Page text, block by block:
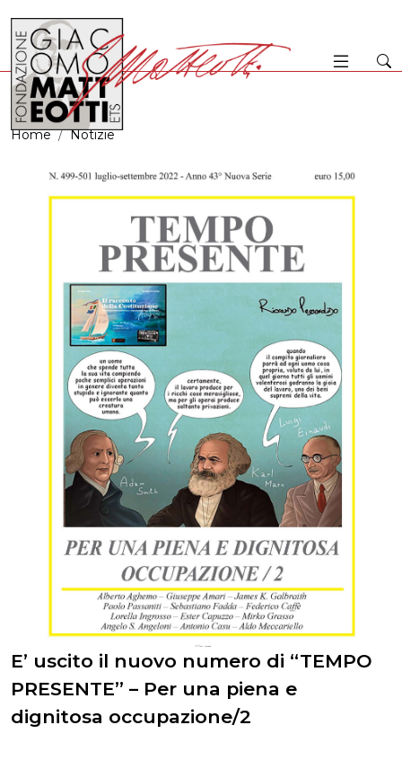
Home Notizie
E’ uscito il nuovo numero di “TEMPO
PRESENTE” – Per una piena e
dignitosa occupazione/2